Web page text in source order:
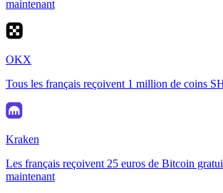
maintenant
OKX
Tous les français reçoivent 1 million de coins
Kraken
Les français reçoivent 25 euros de Bitcoin
maintenant